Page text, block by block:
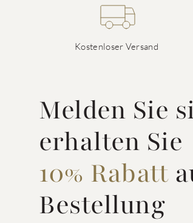
Kostenloser Versand
Melden Sie
erhalten Sie
10% Rabatt
Bestellung